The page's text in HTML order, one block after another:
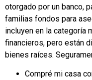
otorgado por un banco,
familias fondos para
incluyen en la categoría
financieros, pero están
bienes raíces.
Compré mi casa